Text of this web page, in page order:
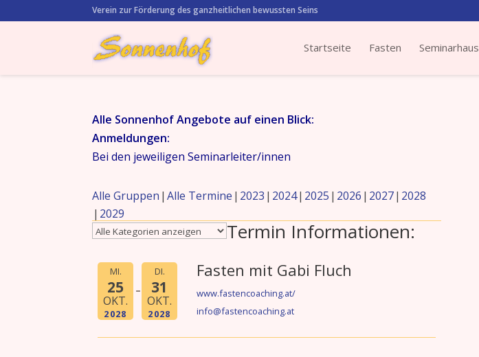
Verein zur Förderung des ganzheitlichen bewussten Seins
Startseite Fasten Seminarhaus
Alle Sonnenhof Angebote auf einen Blick:
Anmeldungen:
Bei den jeweiligen Seminarleiter/innen
Alle Gruppen Alle Termine 2023 2024 2025 2026 2027 2028
2029
Termin Informationen:
MI.
25
OKT.
2028
DI.
31
OKT.
2028
Fasten mit Gabi Fluch
www.fastencoaching.at/
info@fastencoaching.at